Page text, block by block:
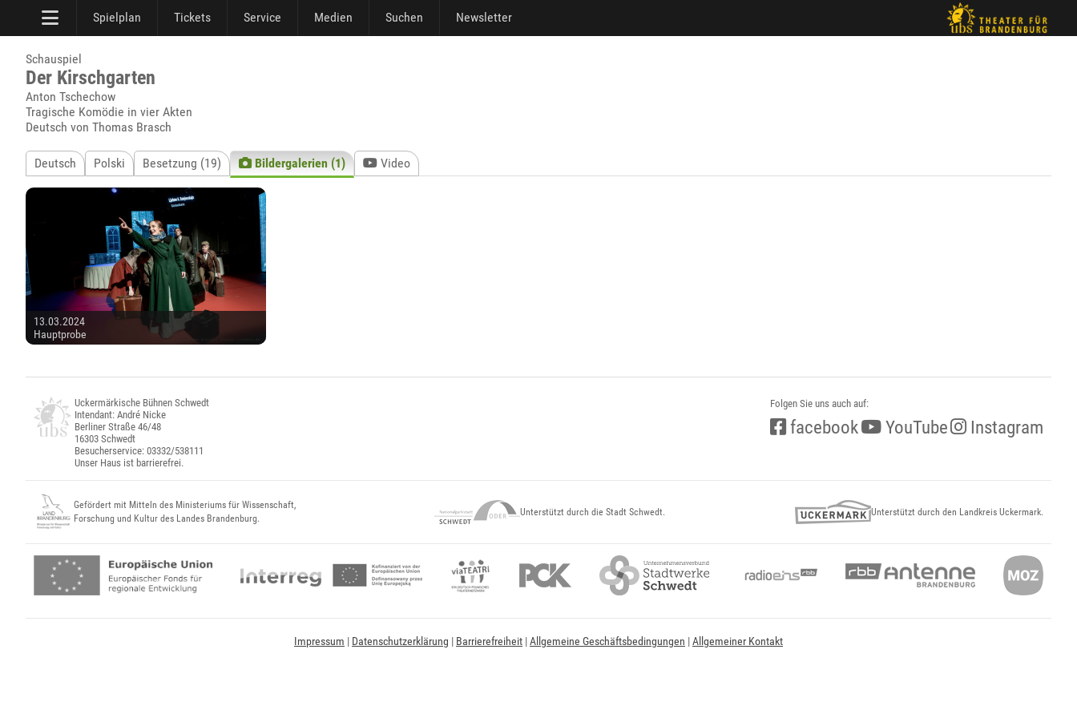
Spielplan Tickets Service Medien Suchen Newsletter
Schauspiel
Der Kirschgarten
Anton Tschechow
Tragische Komödie in vier Akten
Deutsch von Thomas Brasch
Deutsch Polski Besetzung (19) Bildergalerien (1) Video
13.03.2024
Hauptprobe
Uckermärkische Bühnen Schwedt
Intendant: André Nicke
Berliner Straße 46/48
16303 Schwedt
Besucherservice: 03332/538111
Unser Haus ist barrierefrei.
Folgen Sie uns auch auf:
facebook YouTube Instagram
Gefördert mit Mitteln des Ministeriums für Wissenschaft,
Forschung und Kultur des Landes Brandenburg.
Unterstützt durch die Stadt Schwedt. Unterstützt durch den Landkreis Uckermark.
Impressum | Datenschutzerklärung | Barrierefreiheit |Allgemeine Geschäftsbedingungen |Allgemeiner Kontakt